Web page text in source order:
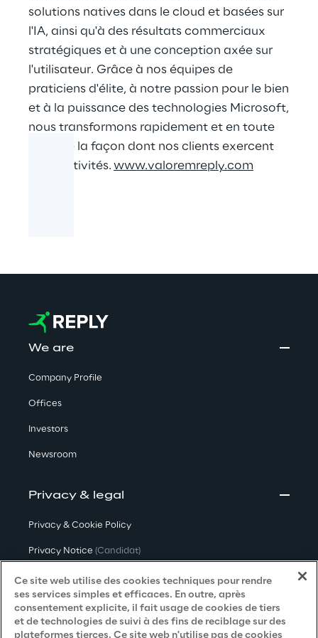
solutions natives dans le cloud et basées sur
l'IA, ainsi qu'à des résultats commerciaux
stratégiques et à une conception axée sur
l'utilisateur. Grâce à nos équipes de
praticiens d'élite, à notre passion pour le bien
et à la puissance des technologies Microsoft,
nous transformons rapidement et en toute
sécurité la façon dont nos clients exercent
leurs activités. www.valoremreply.com
We are
Company Profile
Offices
Investors
Newsroom
Privacy & legal
Privacy & Cookie Policy
Privacy Notice (Candidat)
Privacy Notice (Client)
Privacy Notice (Fournisseur)
Privacy Notice(Marketing)
Ce site web utilise des cookies techniques pour rendre
ses services simples et efficaces. En outre, après
consentement explicite, il fait usage de cookies de tiers
et de technologies de suivi à des fins de reciblage sur des
plateformes tierces. Ce site web n'utilise pas de cookies